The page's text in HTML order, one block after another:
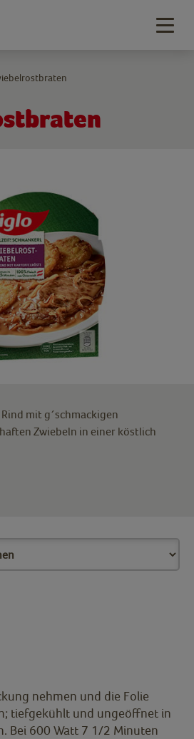
mit g´schmackigen
Zwiebeln in einer köstlich
nehmen und die Folie
tiefgekühlt und ungeöffnet in
Bei 600 Watt 7 1/2 Minuten